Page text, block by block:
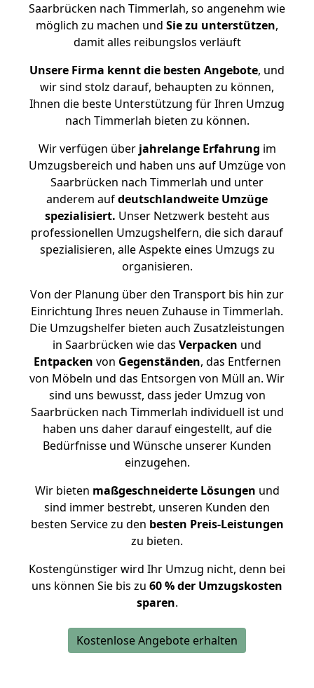
Saarbrücken nach Timmerlah, so angenehm wie
möglich zu machen und Sie zu unterstützen,
damit alles reibungslos verläuft
Unsere Firma kennt die besten Angebote, und
wir sind stolz darauf, behaupten zu können,
Ihnen die beste Unterstützung für Ihren Umzug
nach Timmerlah bieten zu können.
Wir verfügen überjahrelange Erfahrung im
Umzugsbereich und haben uns auf Umzüge von
Saarbrücken nach Timmerlah und unter
anderem aufdeutschlandweite Umzüge
spezialisiert. Unser Netzwerk besteht aus
professionellen Umzugshelfern, die sich darauf
spezialisieren, alle Aspekte eines Umzugs zu
organisieren.
Von der Planung über den Transport bis hin zur
Einrichtung Ihres neuen Zuhause in Timmerlah.
Die Umzugshelfer bieten auch Zusatzleistungen
in Saarbrücken wie das Verpacken und
Entpacken von Gegenständen, das Entfernen
von Möbeln und das Entsorgen von Müll an. Wir
sind uns bewusst, dass jeder Umzug von
Saarbrücken nach Timmerlah individuell ist und
haben uns daher darauf eingestellt, auf die
Bedürfnisse und Wünsche unserer Kunden
einzugehen.
Wir bieten maßgeschneiderte Lösungen und
sind immer bestrebt, unseren Kunden den
besten Service zu den besten Preis-Leistungen
zu bieten.
Kostengünstiger wird Ihr Umzug nicht, denn bei
uns können Sie bis zu 60 % der Umzugskosten
sparen.
Kostenlose Angebote erhalten